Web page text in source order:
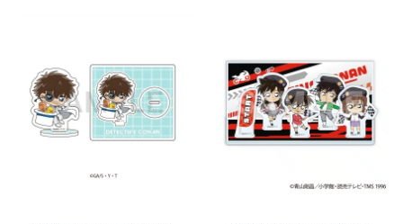
名探偵コナン ミニアクリルスタ
ンド サウナ (怪盗キッド)【再
販】 2026年12月上旬発売
名探偵コナン ジオラマアクリル
スタンドA チェッカーフラッグ①
(コナン/蘭/灰原/世良)【再販】
2026年10月上旬発売